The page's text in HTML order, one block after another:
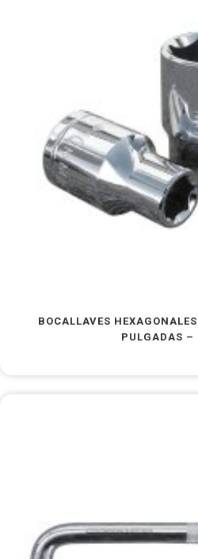
BOCALLAVES
PULGADAS –